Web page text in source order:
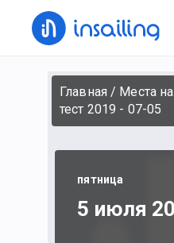
Главная / Места
тест 2019 - 07-05
пятница
5 июля